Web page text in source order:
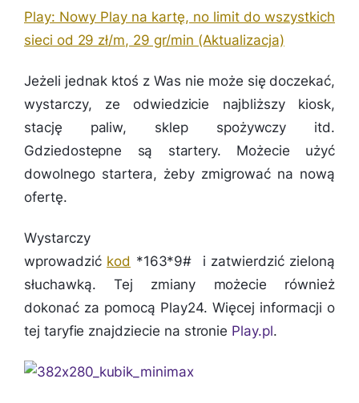
Play: Nowy Play na kartę, no limit do wszystkich
sieci od 29 zł/m, 29 gr/min (Aktualizacja)
Jeżeli jednak ktoś z Was nie może się doczekać,
wystarczy, ze odwiedzicie najbliższy kiosk,
stację paliw, sklep spożywczy itd.
Gdziedostepne są startery. Możecie użyć
dowolnego startera, żeby zmigrować na nową
ofertę.
Wystarczy
wprowadzić kod *163*9# i zatwierdzić zieloną
słuchawką. Tej zmiany możecie również
dokonać za pomocą Play24. Więcej informacji o
tej taryfie znajdziecie na stronie Play.pl.